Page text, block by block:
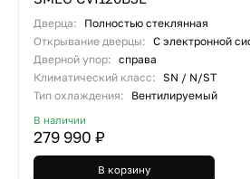
Дверца:
Полностью стеклянная
Открывание дверцы: С электронной
Дверной упор: справа
Климатический класс:
SN / N/ST
Тип охлаждения:
Вентилируемый
В наличии
279 990 ₽
В корзину